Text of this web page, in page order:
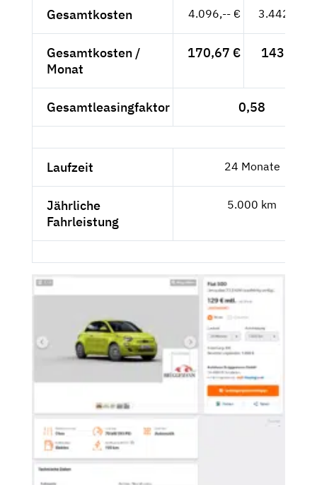
Gesamtkosten 4.096,-- € 3.442,02 €
Gesamtkosten /
Monat
170,67 € 143,42 €
Gesamtleasingfaktor 0,58
Laufzeit 24 Monate
Jährliche
Fahrleistung
5.000 km